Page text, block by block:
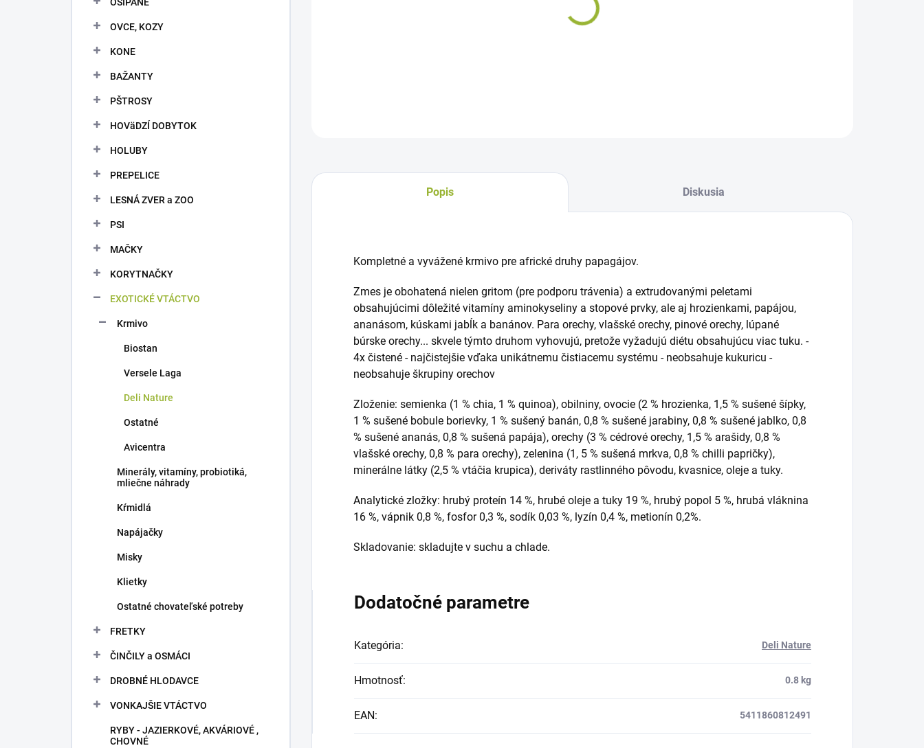
OVCE, KOZY
KONE
BAŽANTY
PŠTROSY
HOVäDZÍ DOBYTOK
HOLUBY
PREPELICE
LESNÁ ZVER a ZOO
PSI
MAČKY
KORYTNAČKY
EXOTICKÉ VTÁCTVO
Krmivo
Biostan
Versele Laga
Deli Nature
Ostatné
Avicentra
Minerály, vitamíny, probiotiká,
mliečne náhrady
Kŕmidlá
Napájačky
Misky
Klietky
Ostatné chovateľské potreby
FRETKY
ČINČILY a OSMÁCI
DROBNÉ HLODAVCE
VONKAJŠIE VTÁCTVO
RYBY - JAZIERKOVÉ, AKVÁRIOVÉ ,
CHOVNÉ
Popis Diskusia
Kompletné a vyvážené krmivo pre africké druhy papagájov.
Zmes je obohatená nielen gritom (pre podporu trávenia) a extrudovanými peletami
obsahujúcimi dôležité vitamíny aminokyseliny a stopové prvky, ale aj hrozienkami, papájou,
ananásom, kúskami jabĺk a banánov. Para orechy, vlašské orechy, pinové orechy, lúpané
búrske orechy... skvele týmto druhom vyhovujú, pretože vyžadujú diétu obsahujúcu viac tuku. -
4x čistené - najčistejšie vďaka unikátnemu čistiacemu systému - neobsahuje kukuricu -
neobsahuje škrupiny orechov
Zloženie: semienka (1 % chia, 1 % quinoa), obilniny, ovocie (2 % hrozienka, 1,5 % sušené šípky,
1 % sušené bobule borievky, 1 % sušený banán, 0,8 % sušené jarabiny, 0,8 % sušené jablko, 0,8
% sušené ananás, 0,8 % sušená papája), orechy (3 % cédrové orechy, 1,5 % arašidy, 0,8 %
vlašské orechy, 0,8 % para orechy), zelenina (1, 5 % sušená mrkva, 0,8 % chilli papričky),
minerálne látky (2,5 % vtáčia krupica), deriváty rastlinného pôvodu, kvasnice, oleje a tuky.
Analytické zložky: hrubý proteín 14 %, hrubé oleje a tuky 19 %, hrubý popol 5 %, hrubá vláknina
16 %, vápnik 0,8 %, fosfor 0,3 %, sodík 0,03 %, lyzín 0,4 %, metionín 0,2%.
Skladovanie: skladujte v suchu a chlade.
Dodatočné parametre
Kategória: Deli Nature
Hmotnosť: 0.8 kg
EAN: 5411860812491